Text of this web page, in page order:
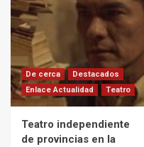
De cerca
Destacados
Enlace Actualidad
Teatro
Teatro independiente
de provincias en la